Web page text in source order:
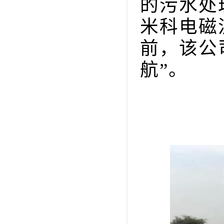
的污水
米科电磁
前，该
航”。